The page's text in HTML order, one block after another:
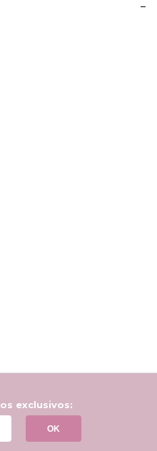
exclusivos:
OK